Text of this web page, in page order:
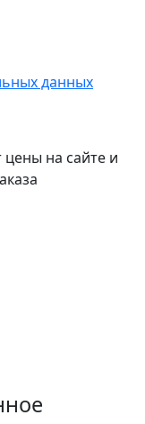
данных
на сайте и